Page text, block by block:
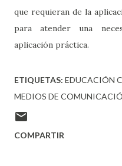
que requieran de la
para atender una
aplicación práctica.
ETIQUETAS: EDUCACIÓN
MEDIOS DE
COMPARTIR